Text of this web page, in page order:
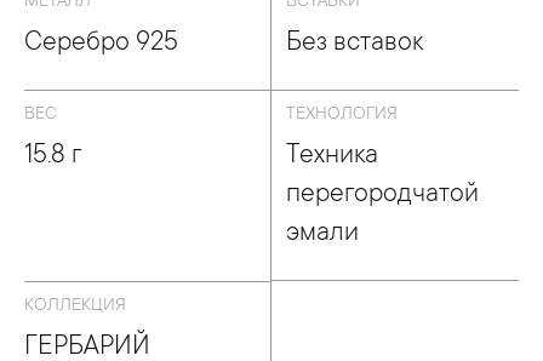
Серебро 925 Без вставок
ВЕС
15.8 г
ТЕХНОЛОГИЯ
Техника
перегородчатой
эмали
КОЛЛЕКЦИЯ
ГЕРБАРИЙ